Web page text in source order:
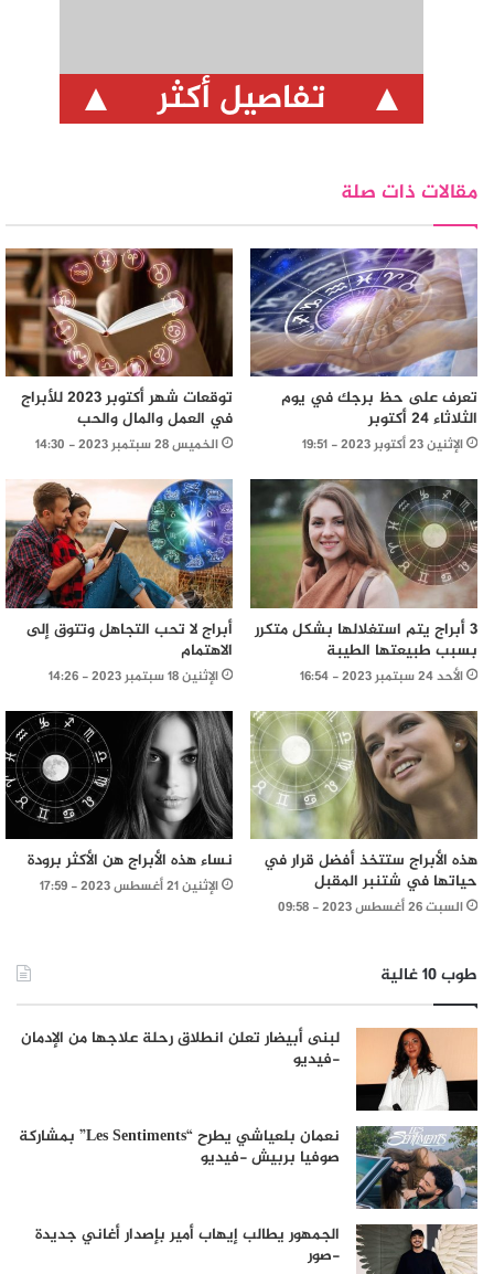
تفاصيل أكثر
مقالات ذات صلة
تعرف على حظ برجك في يوم
الثلاثاء 24 أكتوبر
الإثنين 23 أكتوبر 2023 - 19:51
توقعات شهر أكتوبر 2023 للأبراج
في العمل والمال والحب
الخميس 28 سبتمبر 2023 - 14:30
3 أبراج يتم استغلالها بشكل متكرر
بسبب طبيعتها الطيبة
الأحد 24 سبتمبر 2023 - 16:54
أبراج لا تحب التجاهل وتتوق إلى
الاهتمام
الإثنين 18 سبتمبر 2023 - 14:26
هذه الأبراج ستتخذ أفضل قرار في
حياتها في شتنبر المقبل
السبت 26 أغسطس 2023 - 09:58
نساء هذه الأبراج هن الأكثر برودة
الإثنين 21 أغسطس 2023 - 17:59
طوب 10 غالية
لبنى أبيضار تعلن انطلاق رحلة علاجها من الإدمان
-فيديو
نعمان بلعياشي يطرح “Les Sentiments” بمشاركة
صوفيا بربيش -فيديو
الجمهور يطالب إيهاب أمير بإصدار أغاني جديدة
-صور